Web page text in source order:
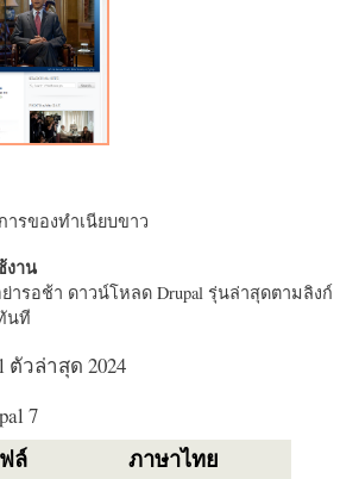
ารของทำเนียบขาว
งาน
ารอช้า ดาวน์โหลด Drupal รุ่นล่าสุดตามลิงก์
นที
วล่าสุด 2024
7
ล์ ภาษาไทย